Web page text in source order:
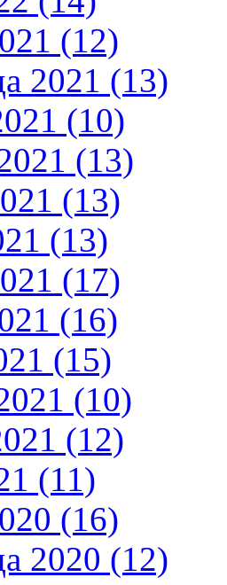
(12)
2021 (13)
(10)
(13)
(13)
(13)
(17)
(16)
(15)
(10)
(12)
(11)
(16)
2020 (12)